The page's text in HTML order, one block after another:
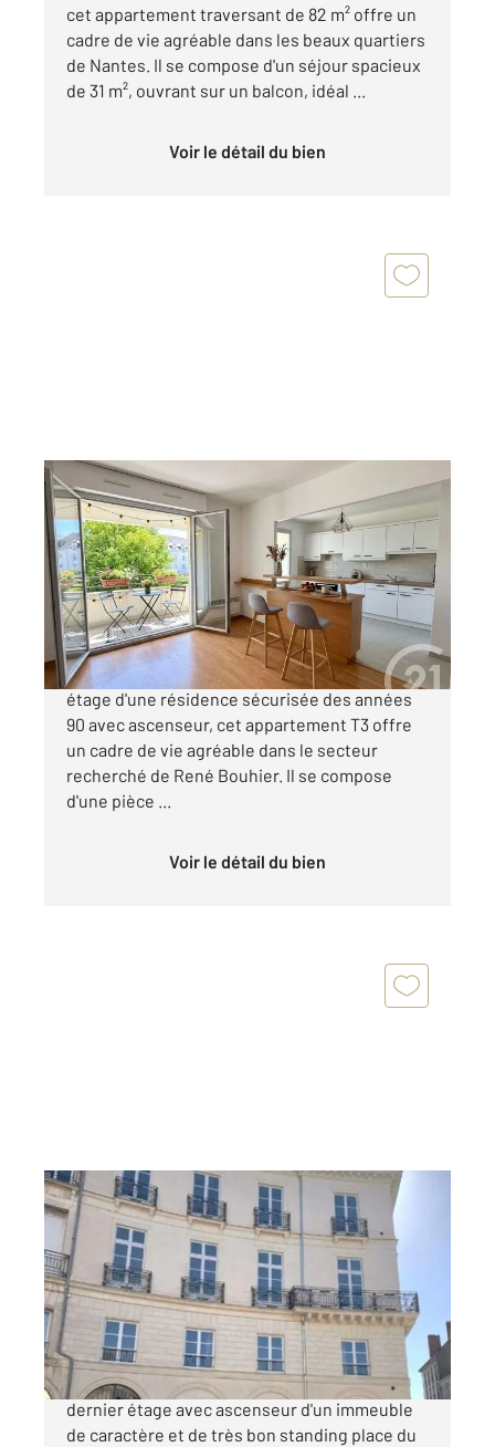
cet appartement traversant de 82 m² offre un
cadre de vie agréable dans les beaux quartiers
de Nantes. Il se compose d'un séjour spacieux
de 31 m², ouvrant sur un balcon, idéal ...
Voir le détail du bien
NANTES 44
66,11 m2, 3 pièces
Ref : 1819
Appartement F3 à vendre
249 000 €
T3 Quartier René Bouhier à Nantes Au 2eme
étage d'une résidence sécurisée des années
90 avec ascenseur, cet appartement T3 offre
un cadre de vie agréable dans le secteur
recherché de René Bouhier. Il se compose
d'une pièce ...
Voir le détail du bien
NANTES 44
44,15 m2, 2 pièces
Ref : 1570
Appartement T2 à vendre
207 900 €
Très beau T2 totalement rénové au 4ème et
dernier étage avec ascenseur d'un immeuble
de caractère et de très bon standing place du